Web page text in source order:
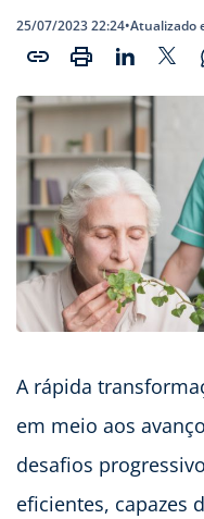
25/07/2023 22:24•Atualizado
A rápida
em meio aos
desafios
eficientes, capazes